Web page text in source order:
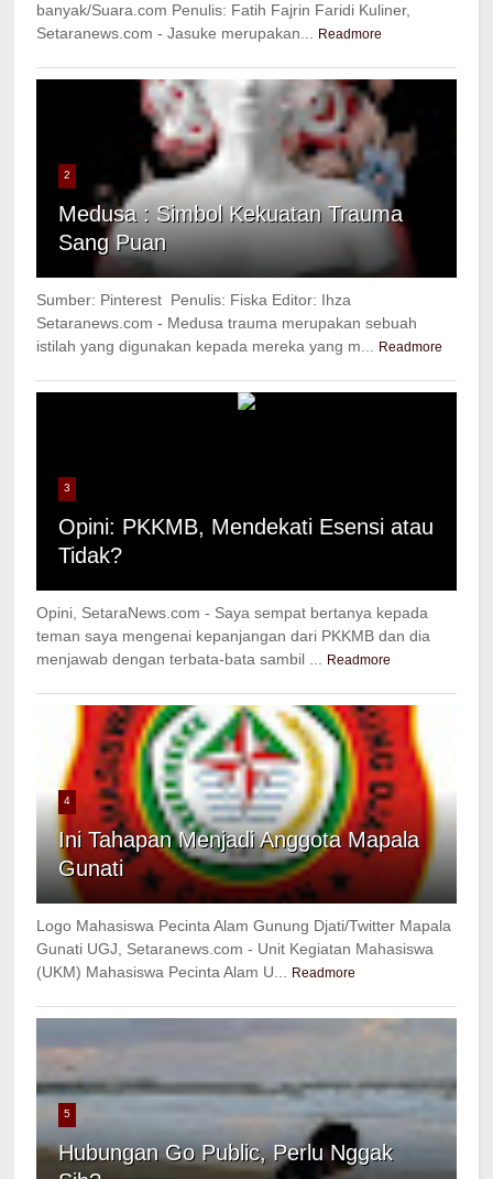
banyak/Suara.com Penulis: Fatih Fajrin Faridi Kuliner,
Setaranews.com - Jasuke merupakan...
Readmore
2
Medusa : Simbol Kekuatan Trauma
Sang Puan
Sumber: Pinterest Penulis: Fiska Editor: Ihza
Setaranews.com - Medusa trauma merupakan sebuah
istilah yang digunakan kepada mereka yang m...
Readmore
3
Opini: PKKMB, Mendekati Esensi atau
Tidak?
Opini, SetaraNews.com - Saya sempat bertanya kepada
teman saya mengenai kepanjangan dari PKKMB dan dia
menjawab dengan terbata-bata sambil ...
Readmore
4
Ini Tahapan Menjadi Anggota Mapala
Gunati
Logo Mahasiswa Pecinta Alam Gunung Djati/Twitter Mapala
Gunati UGJ, Setaranews.com - Unit Kegiatan Mahasiswa
(UKM) Mahasiswa Pecinta Alam U...
Readmore
5
Hubungan Go Public, Perlu Nggak